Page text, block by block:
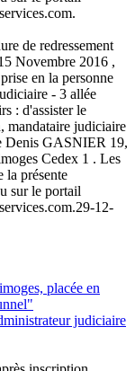
de redressement
Novembre 2016 ,
en la personne
- 3 allée
: d'assister le
mandataire judiciaire
Denis GASNIER 19,
Cedex 1 . Les
la présente
sur le portail
29-12-
placée en
judiciaire